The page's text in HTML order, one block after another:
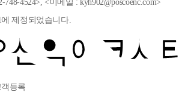
4524>, <이메일 : kyh902@poscoenc.com>
에 제정되었습니다.
등록